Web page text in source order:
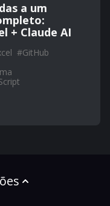
a um
+ Claude AI
#GitHub